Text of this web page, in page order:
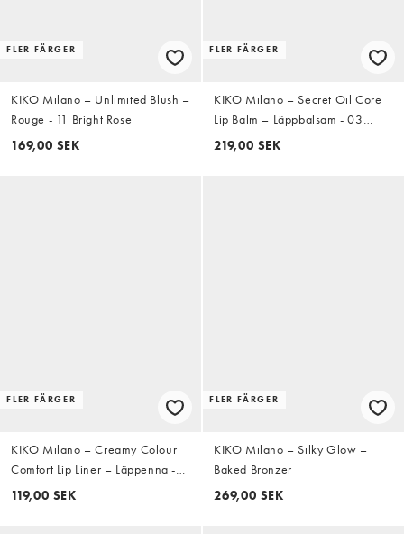
FLER FÄRGER
KIKO Milano – Unlimited Blush –
Rouge - 11 Bright Rose
169,00 SEK
FLER FÄRGER
KIKO Milano – Secret Oil Core
Lip Balm – Läppbalsam - 03
Cocoaquake
219,00 SEK
FLER FÄRGER
KIKO Milano – Creamy Colour
Comfort Lip Liner – Läppenna -
04 Vintage Rose
119,00 SEK
FLER FÄRGER
KIKO Milano – Silky Glow –
Baked Bronzer
269,00 SEK